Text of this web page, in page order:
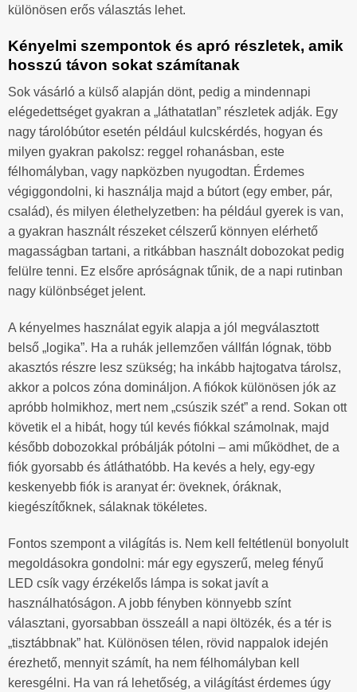
különösen erős választás lehet.
Kényelmi szempontok és apró részletek, amik
hosszú távon sokat számítanak
Sok vásárló a külső alapján dönt, pedig a mindennapi
elégedettséget gyakran a „láthatatlan” részletek adják. Egy
nagy tárolóbútor esetén például kulcskérdés, hogyan és
milyen gyakran pakolsz: reggel rohanásban, este
félhomályban, vagy napközben nyugodtan. Érdemes
végiggondolni, ki használja majd a bútort (egy ember, pár,
család), és milyen élethelyzetben: ha például gyerek is van,
a gyakran használt részeket célszerű könnyen elérhető
magasságban tartani, a ritkábban használt dobozokat pedig
felülre tenni. Ez elsőre apróságnak tűnik, de a napi rutinban
nagy különbséget jelent.
A kényelmes használat egyik alapja a jól megválasztott
belső „logika”. Ha a ruhák jellemzően vállfán lógnak, több
akasztós részre lesz szükség; ha inkább hajtogatva tárolsz,
akkor a polcos zóna domináljon. A fiókok különösen jók az
apróbb holmikhoz, mert nem „csúszik szét” a rend. Sokan ott
követik el a hibát, hogy túl kevés fiókkal számolnak, majd
később dobozokkal próbálják pótolni – ami működhet, de a
fiók gyorsabb és átláthatóbb. Ha kevés a hely, egy-egy
keskenyebb fiók is aranyat ér: öveknek, óráknak,
kiegészítőknek, sálaknak tökéletes.
Fontos szempont a világítás is. Nem kell feltétlenül bonyolult
megoldásokra gondolni: már egy egyszerű, meleg fényű
LED csík vagy érzékelős lámpa is sokat javít a
használhatóságon. A jobb fényben könnyebb színt
választani, gyorsabban összeáll a napi öltözék, és a tér is
„tisztábbnak” hat. Különösen télen, rövid nappalok idején
érezhető, mennyit számít, ha nem félhomályban kell
keresgélni. Ha van rá lehetőség, a világítást érdemes úgy